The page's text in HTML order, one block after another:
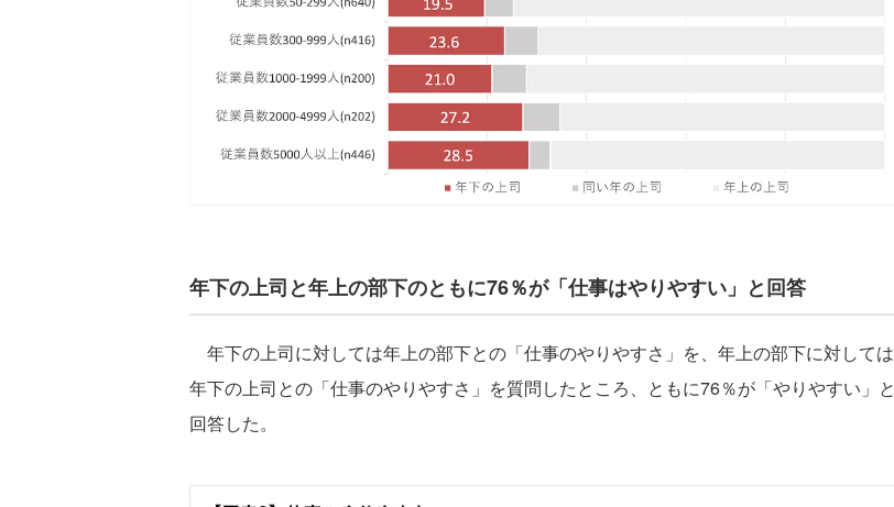
年下の上司と年上の部下のともに76％が「仕事はやりやすい」と回答
年下の上司に対しては年上の部下との「仕事のやりやすさ」を、年上の部下に対しては
年下の上司との「仕事のやりやすさ」を質問したところ、ともに76％が「やりやすい」と
回答した。